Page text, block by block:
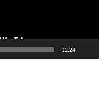
12:24